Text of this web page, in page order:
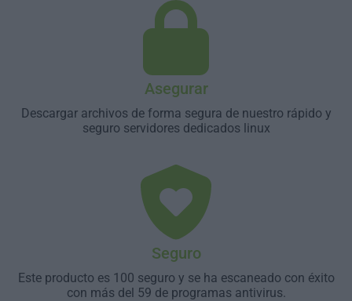
Asegurar
Descargar archivos de forma segura de nuestro rápido y
seguro servidores dedicados linux
Seguro
Este producto es 100 seguro y se ha escaneado con éxito
con más del 59 de programas antivirus.